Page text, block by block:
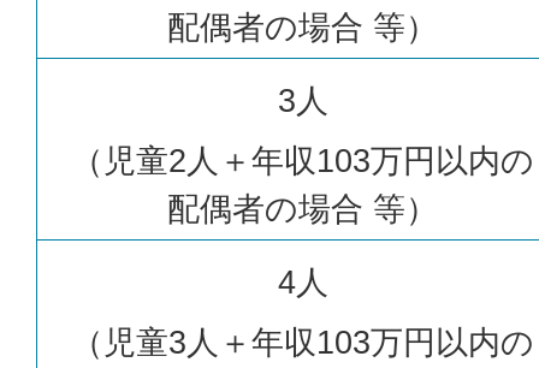
配偶者の場合 等）
3人
（児童2人＋年収103万円以内の
配偶者の場合 等）
4人
（児童3人＋年収103万円以内の